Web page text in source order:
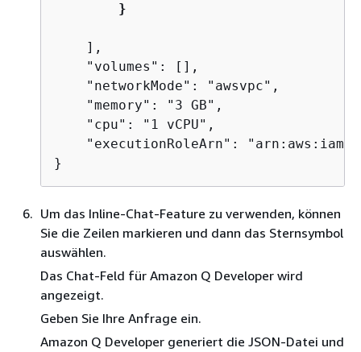
        }
    ],
    "volumes": [],
    "networkMode": "awsvpc",
    "memory": "3 GB",
    "cpu": "1 vCPU",
"executionRoleArn":
}
Um das Inline-Chat-Feature zu verwenden, können
Sie die Zeilen markieren und dann das Sternsymbol
auswählen.
Das Chat-Feld für Amazon Q Developer wird
angezeigt.
Geben Sie Ihre Anfrage ein.
Amazon Q Developer generiert die JSON-Datei und